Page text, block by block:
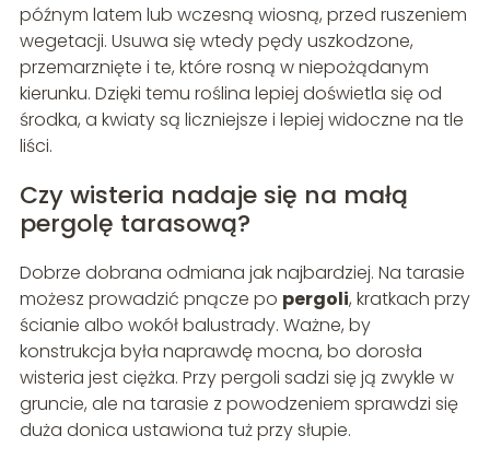
późnym latem lub wczesną wiosną, przed ruszeniem
wegetacji. Usuwa się wtedy pędy uszkodzone,
przemarznięte i te, które rosną w niepożądanym
kierunku. Dzięki temu roślina lepiej doświetla się od
środka, a kwiaty są liczniejsze i lepiej widoczne na tle
liści.
Czy wisteria nadaje się na małą
pergolę tarasową?
Dobrze dobrana odmiana jak najbardziej. Na tarasie
możesz prowadzić pnącze po pergoli, kratkach przy
ścianie albo wokół balustrady. Ważne, by
konstrukcja była naprawdę mocna, bo dorosła
wisteria jest ciężka. Przy pergoli sadzi się ją zwykle w
gruncie, ale na tarasie z powodzeniem sprawdzi się
duża donica ustawiona tuż przy słupie.